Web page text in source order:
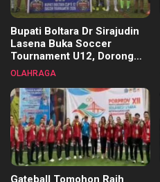
Bupati Boltara Dr Sirajudin
Lasena Buka Soccer
Tournament U12, Dorong
Pembinaan Merata di Setiap
OLAHRAGA
Gateball Tomohon Raih